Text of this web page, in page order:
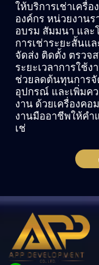
ให้บริการเช่าเครื่
องค์กร หน่วยงาน
อบรม สัมมนา และ
การเช่าระยะสั้นแ
จัดส่ง ติดตั้ง ตรวจ
ระยะเวลาการใช้ง
ช่วยลดต้นทุนการ
อุปกรณ์ และเพิ่มค
งาน ด้วยเครื่องค
งานมืออาชีพให้คำ
เช่